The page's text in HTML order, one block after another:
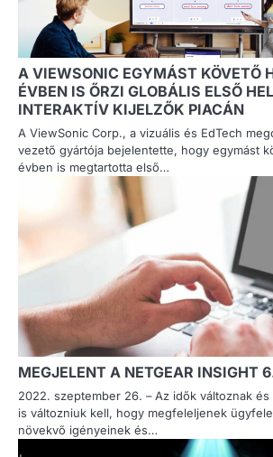
A VIEWSONIC EGYMÁST KÖVETŐ
ÉVBEN IS ŐRZI GLOBÁLIS ELSŐ
INTERAKTÍV KIJELZŐK PIACÁN
A ViewSonic Corp., a vizuális és EdTech
vezető gyártója bejelentette, hogy egymást
évben is megtartotta első…
MEGJELENT A NETGEAR INSIGHT
2022. szeptember 26. – Az idők változnak és
is változniuk kell, hogy megfeleljenek
növekvő igényeinek és…